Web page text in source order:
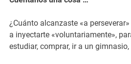
¿Cuánto alcanzaste «a
a inyectarte «voluntariamente»,
estudiar, comprar, ir a un